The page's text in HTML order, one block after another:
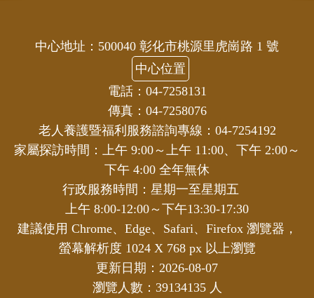
中心地址：500040 彰化市桃源里虎崗路 1 號
中心位置
電話：04-7258131
傳真：04-7258076
老人養護暨福利服務諮詢專線：04-7254192
家屬探訪時間：上午 9:00～上午 11:00、下午 2:00～
下午 4:00 全年無休
行政服務時間：星期一至星期五
上午 8:00-12:00～下午13:30-17:30
建議使用 Chrome、Edge、Safari、Firefox 瀏覽器，
螢幕解析度 1024 X 768 px 以上瀏覽
更新日期：2026-08-07
瀏覽人數：39134135 人